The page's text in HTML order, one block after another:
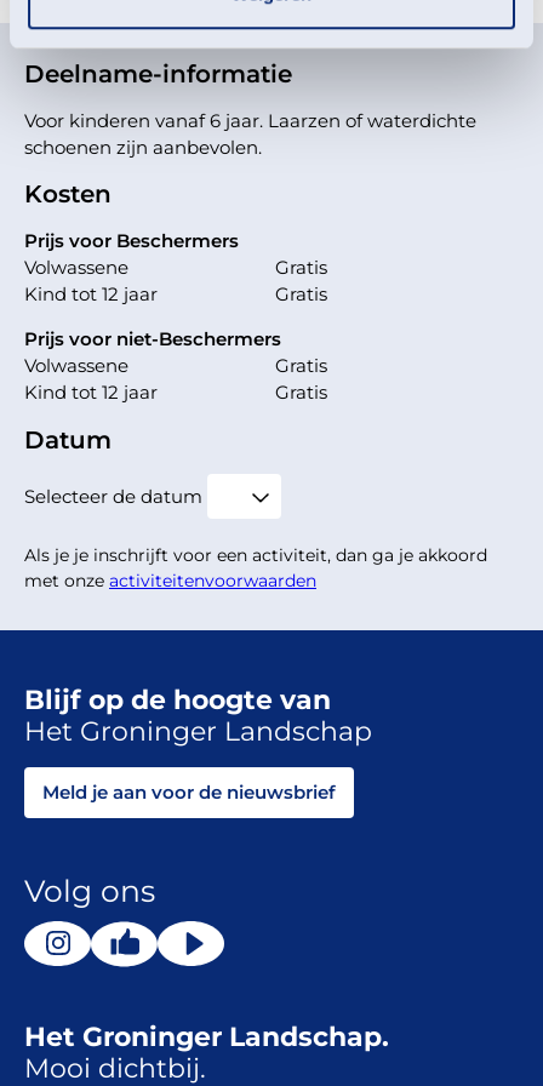
Deelname-informatie
Voor kinderen vanaf 6 jaar. Laarzen of waterdichte
schoenen zijn aanbevolen.
Kosten
Prijs voor Beschermers
Volwassene
Gratis
Kind tot 12 jaar
Gratis
Prijs voor niet-Beschermers
Volwassene
Gratis
Kind tot 12 jaar
Gratis
Datum
Selecteer de datum
Als je je inschrijft voor een activiteit, dan ga je akkoord
met onze activiteitenvoorwaarden
Het Groninger Landschap.
Mooi dichtbij.
Blijf op de hoogte van
Het Groninger Landschap
Meld je aan voor de nieuwsbrief
Volg ons